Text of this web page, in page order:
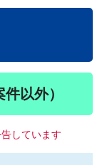
以外）
しています